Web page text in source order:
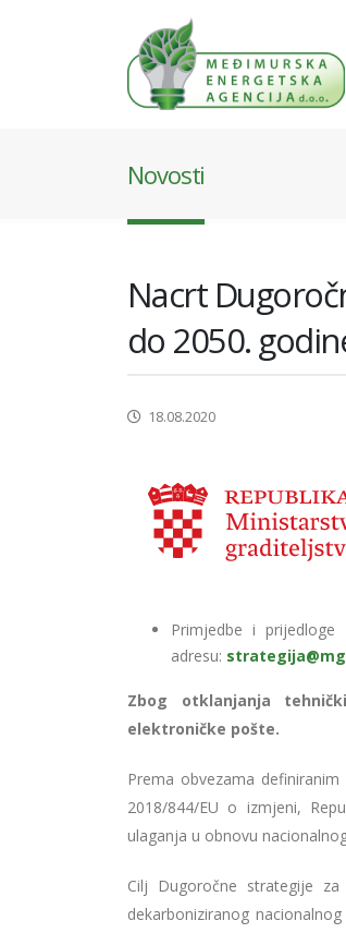
Novosti
Nacrt
do 2050.
18.08.2020
Primjedbe i prijedloge
adresu:
Zbog otklanjanja
elektroničke pošte.
Prema obvezama
2018/844/EU o izmjeni,
ulaganja u obnovu
Cilj Dugoročne strategije
dekarboniziranog